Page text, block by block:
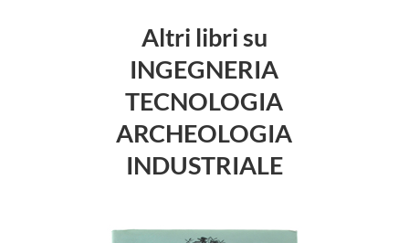
Altri libri su
INGEGNERIA
TECNOLOGIA
ARCHEOLOGIA
INDUSTRIALE